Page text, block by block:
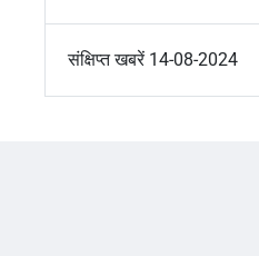
संक्षिप्त खबरें 14-08-2024